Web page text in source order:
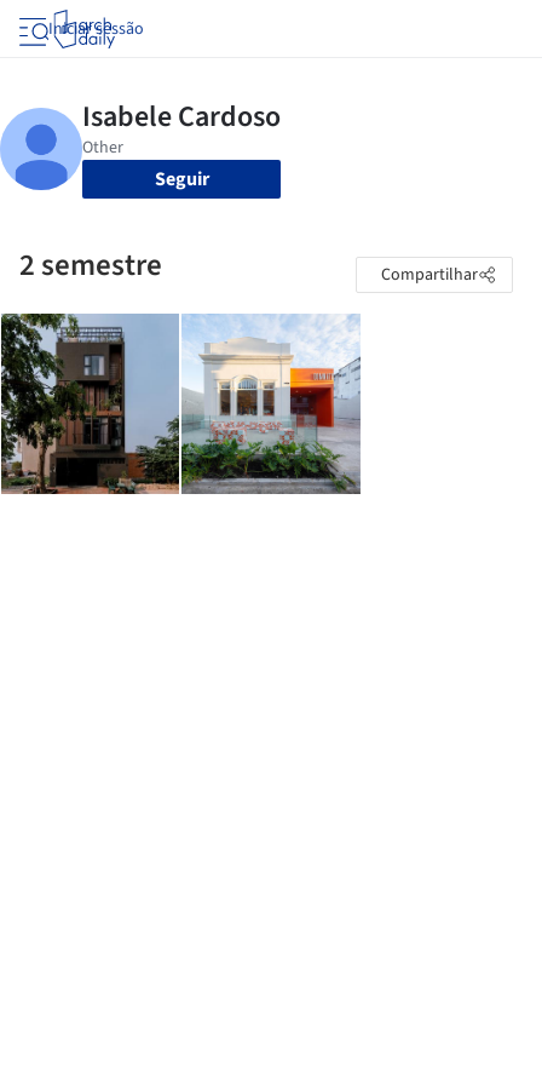
Iniciar sessão
Seguir
2 semestre Compartilhar